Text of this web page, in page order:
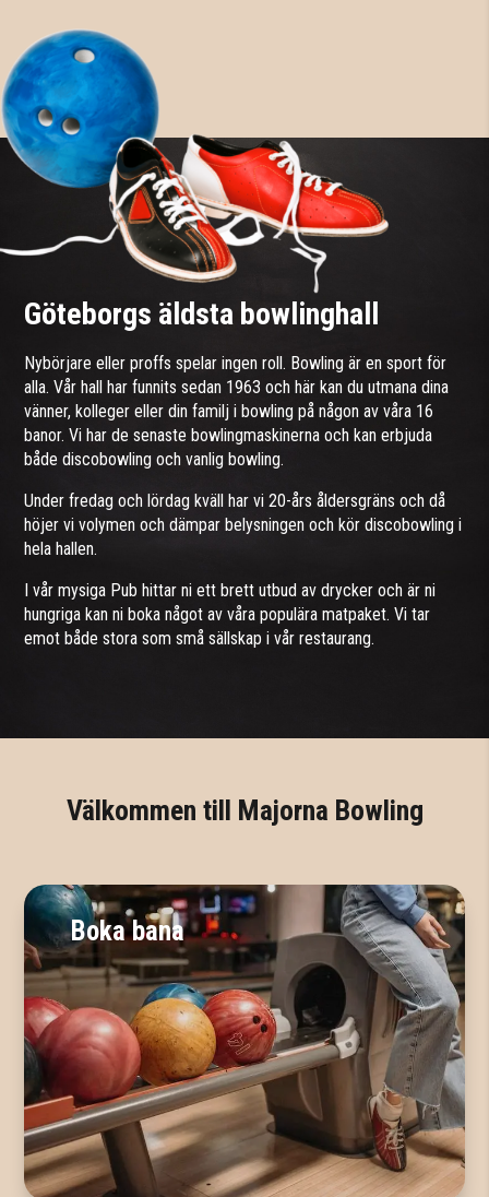
Göteborgs äldsta bowlinghall
Nybörjare eller proffs spelar ingen roll. Bowling är en sport för
alla. Vår hall har funnits sedan 1963 och här kan du utmana dina
vänner, kolleger eller din familj i bowling på någon av våra 16
banor. Vi har de senaste bowlingmaskinerna och kan erbjuda
både discobowling och vanlig bowling.
Under fredag och lördag kväll har vi 20-års åldersgräns och då
höjer vi volymen och dämpar belysningen och kör discobowling i
hela hallen.
I vår mysiga Pub hittar ni ett brett utbud av drycker och är ni
hungriga kan ni boka något av våra populära matpaket. Vi tar
emot både stora som små sällskap i vår restaurang.
Välkommen till Majorna Bowling
Boka bana